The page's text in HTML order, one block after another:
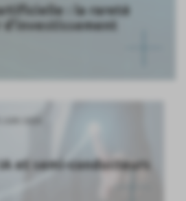
: la rareté
et semi-conducteurs